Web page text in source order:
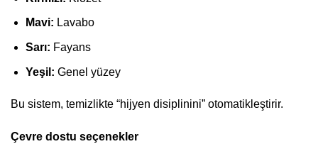
Mavi: Lavabo
Sarı: Fayans
Yeşil: Genel yüzey
Bu sistem, temizlikte “hijyen disiplinini” otomatikleştirir.
Çevre dostu seçenekler